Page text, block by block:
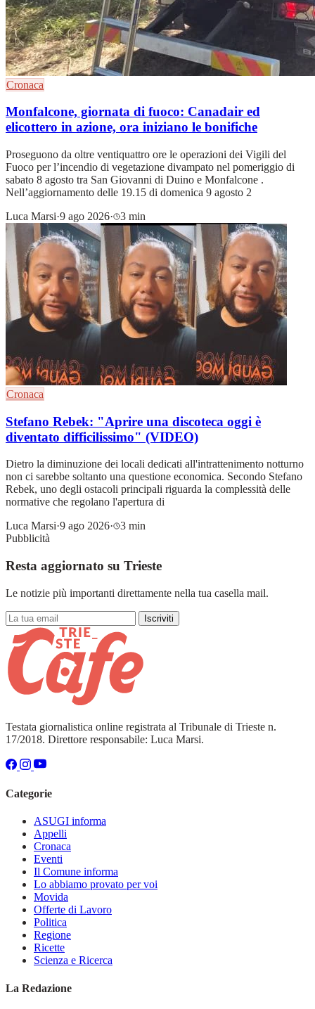
Cronaca
Monfalcone, giornata di fuoco: Canadair ed
elicottero in azione, ora iniziano le bonifiche
Proseguono da oltre ventiquattro ore le operazioni dei Vigili del
Fuoco per l’incendio di vegetazione divampato nel pomeriggio di
sabato 8 agosto tra San Giovanni di Duino e Monfalcone .
Nell’aggiornamento delle 19.15 di domenica 9 agosto 2
Luca Marsi·9 ago 2026· 3 min
Cronaca
Stefano Rebek: "Aprire una discoteca oggi è
diventato difficilissimo" (VIDEO)
Dietro la diminuzione dei locali dedicati all'intrattenimento notturno
non ci sarebbe soltanto una questione economica. Secondo Stefano
Rebek, uno degli ostacoli principali riguarda la complessità delle
normative che regolano l'apertura di
Luca Marsi·9 ago 2026·
3 min
Pubblicità
Resta aggiornato su Trieste
Le notizie più importanti direttamente nella tua casella mail.
Iscriviti
Testata giornalistica online registrata al Tribunale di Trieste n.
17/2018. Direttore responsabile: Luca Marsi.
Categorie
ASUGI informa
Appelli
Cronaca
Eventi
Il Comune informa
Lo abbiamo provato per voi
Movida
Offerte di Lavoro
Politica
Regione
Ricette
Scienza e Ricerca
La Redazione